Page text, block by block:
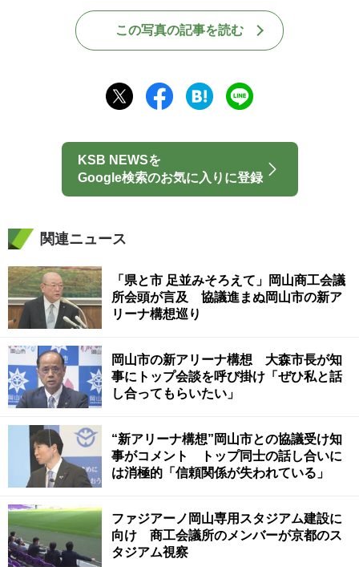
この写真の記事を読む
KSB NEWSを
Google検索のお気に入りに登録
関連ニュース
「県と市 足並みそろえて」岡山商工会議
所会頭が言及 協議進まぬ岡山市の新ア
リーナ構想巡り
岡山市の新アリーナ構想 大森市長が知
事にトップ会談を呼び掛け「ぜひ私と話
し合ってもらいたい」
“新アリーナ構想”岡山市との協議受け知
事がコメント トップ同士の話し合いに
は消極的「信頼関係が失われている」
ファジアーノ岡山専用スタジアム建設に
向け 商工会議所のメンバーが京都のス
タジアム視察